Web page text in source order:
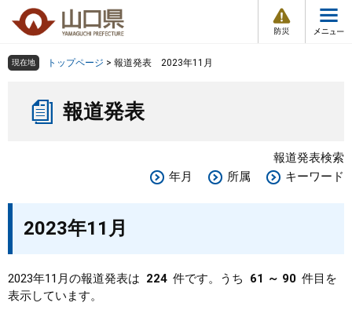
の
ー
メ
組織で探す
Other Languages
くらし・環境
教育・文化・スポーツ
現在地 トップページ > 報道発表 2023年11月
報道発表
報道発表検索
年月
所属 キーワード
2023年11月
2023年11月の報道発表は 224 件です。うち 61 ～ 90 件目を
表示しています。